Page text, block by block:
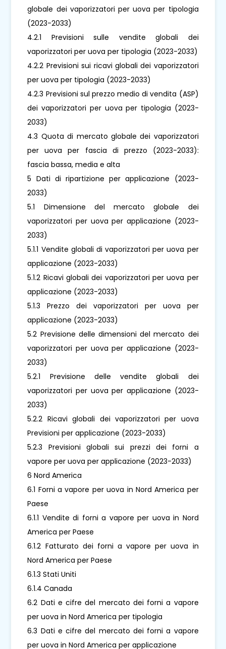
globale dei vaporizzatori per uova per tipologia
(2023-2033)
4.2.1 Previsioni sulle vendite globali dei
vaporizzatori per uova per tipologia (2023-2033)
4.2.2 Previsioni sui ricavi globali dei vaporizzatori
per uova per tipologia (2023-2033)
4.2.3 Previsioni sul prezzo medio di vendita (ASP)
dei vaporizzatori per uova per tipologia (2023-
2033)
4.3 Quota di mercato globale dei vaporizzatori
per uova per fascia di prezzo (2023-2033):
fascia bassa, media e alta
5 Dati di ripartizione per applicazione (2023-
2033)
5.1 Dimensione del mercato globale dei
vaporizzatori per uova per applicazione (2023-
2033)
5.1.1 Vendite globali di vaporizzatori per uova per
applicazione (2023-2033)
5.1.2 Ricavi globali dei vaporizzatori per uova per
applicazione (2023-2033)
5.1.3 Prezzo dei vaporizzatori per uova per
applicazione (2023-2033)
5.2 Previsione delle dimensioni del mercato dei
vaporizzatori per uova per applicazione (2023-
2033)
5.2.1 Previsione delle vendite globali dei
vaporizzatori per uova per applicazione (2023-
2033)
5.2.2 Ricavi globali dei vaporizzatori per uova
Previsioni per applicazione (2023-2033)
5.2.3 Previsioni globali sui prezzi dei forni a
vapore per uova per applicazione (2023-2033)
6 Nord America
6.1 Forni a vapore per uova in Nord America per
Paese
6.1.1 Vendite di forni a vapore per uova in Nord
America per Paese
6.1.2 Fatturato dei forni a vapore per uova in
Nord America per Paese
6.1.3 Stati Uniti
6.1.4 Canada
6.2 Dati e cifre del mercato dei forni a vapore
per uova in Nord America per tipologia
6.3 Dati e cifre del mercato dei forni a vapore
per uova in Nord America per applicazione